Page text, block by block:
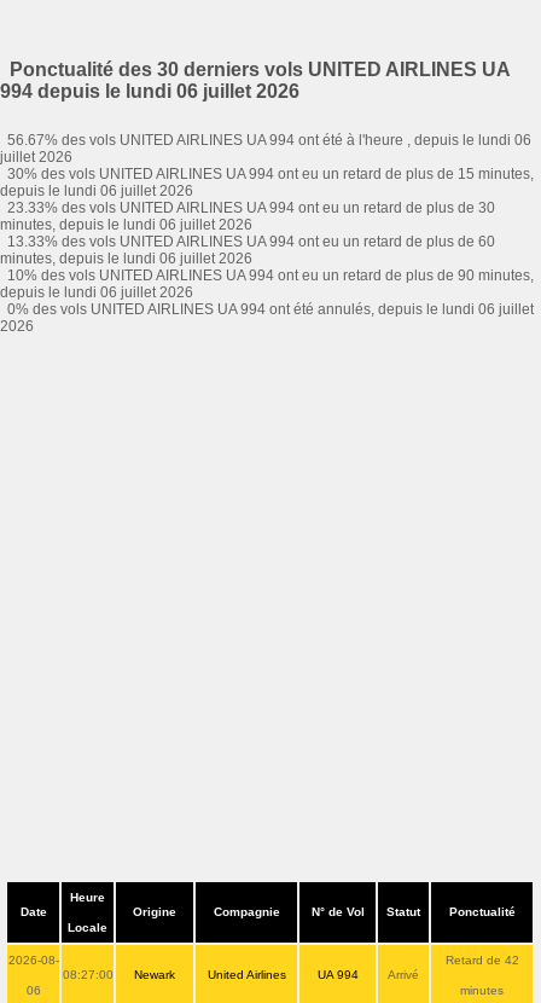
Ponctualité des 30 derniers vols UNITED AIRLINES UA
994 depuis le lundi 06 juillet 2026
56.67% des vols UNITED AIRLINES UA 994 ont été à l'heure , depuis le lundi 06
juillet 2026
30% des vols UNITED AIRLINES UA 994 ont eu un retard de plus de 15 minutes,
depuis le lundi 06 juillet 2026
23.33% des vols UNITED AIRLINES UA 994 ont eu un retard de plus de 30
minutes, depuis le lundi 06 juillet 2026
13.33% des vols UNITED AIRLINES UA 994 ont eu un retard de plus de 60
minutes, depuis le lundi 06 juillet 2026
10% des vols UNITED AIRLINES UA 994 ont eu un retard de plus de 90 minutes,
depuis le lundi 06 juillet 2026
0% des vols UNITED AIRLINES UA 994 ont été annulés, depuis le lundi 06 juillet
2026
Date
Heure
Locale
Origine Compagnie N° de Vol Statut Ponctualité
2026-08-
06
08:27:00 Newark United Airlines UA 994 Arrivé
Retard de 42
minutes